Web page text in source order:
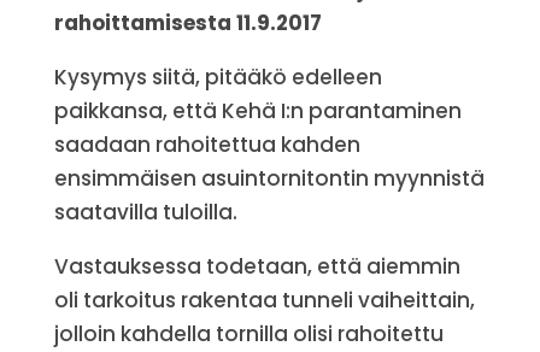
rahoittamisesta 11.9.2017
Kysymys siitä, pitääkö edelleen
paikkansa, että Kehä I:n parantaminen
saadaan rahoitettua kahden
ensimmäisen asuintornitontin myynnistä
saatavilla tuloilla.
Vastauksessa todetaan, että aiemmin
oli tarkoitus rakentaa tunneli vaiheittain,
jolloin kahdella tornilla olisi rahoitettu